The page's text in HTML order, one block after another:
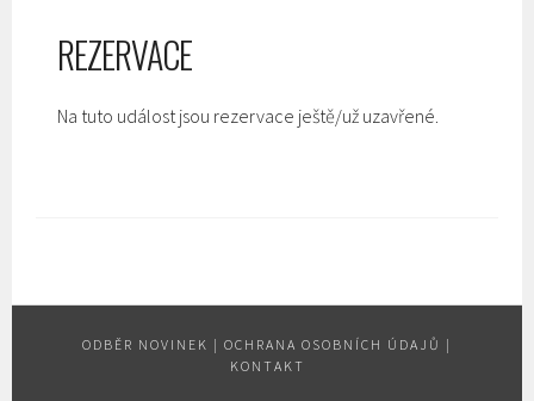
REZERVACE
Na tuto událost jsou rezervace ještě/už uzavřené.
ODBĚR NOVINEK | OCHRANA OSOBNÍCH ÚDAJŮ |
KONTAKT